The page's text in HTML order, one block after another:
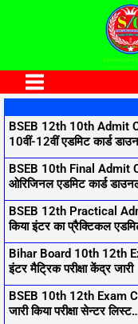
SARKARI
Main
Menu
BSEB 12th 10th Admit
10वीं-12वीं एडमिट कार्ड
BSEB 10th Final Admit
ओरिजिनल एडमिट कार्ड
BSEB 12th Practical
किया इंटर का प्रैक्टिकल
Bihar Board 10th 12th
इंटर मैट्रिक परीक्षा केंद्र जारी
BSEB 10th 12th Exam
जारी किया परीक्षा सेन्टर